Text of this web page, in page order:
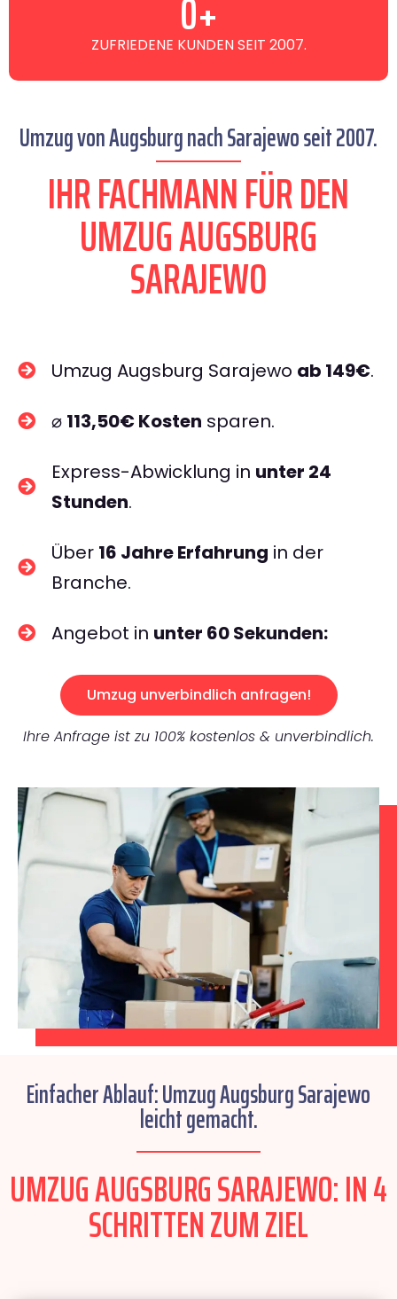
ZUFRIEDENE KUNDEN SEIT 2007.
Umzug von Augsburg nach Sarajewo seit 2007.
IHR FACHMANN FÜR DEN
UMZUG AUGSBURG
SARAJEWO
Umzug Augsburg Sarajewo ab 149€.
⌀ 113,50€ Kosten sparen.
Express-Abwicklung in unter 24
Stunden.
Über 16 Jahre Erfahrung in der
Branche.
Angebot in unter 60 Sekunden:
Umzug unverbindlich anfragen!
Ihre Anfrage ist zu 100% kostenlos & unverbindlich.
Einfacher Ablauf: Umzug Augsburg Sarajewo
leicht gemacht.
UMZUG AUGSBURG SARAJEWO: IN 4
SCHRITTEN ZUM ZIEL